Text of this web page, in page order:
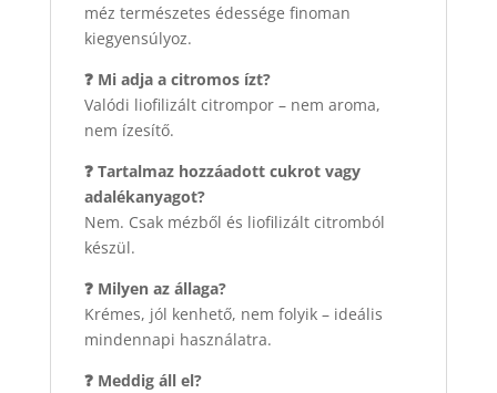
méz természetes édessége finoman
kiegyensúlyoz.
❓ Mi adja a citromos ízt?
Valódi liofilizált citrompor – nem aroma,
nem ízesítő.
❓ Tartalmaz hozzáadott cukrot vagy
adalékanyagot?
Nem. Csak mézből és liofilizált citromból
készül.
❓ Milyen az állaga?
Krémes, jól kenhető, nem folyik – ideális
mindennapi használatra.
❓ Meddig áll el?